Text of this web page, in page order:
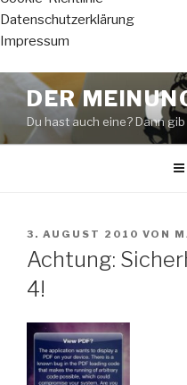
Datenschutzerklärung
Impressum
Zum
Inhalt
springen
DER
Du hast auch eine? Dann gib
VERÖFFENTLICHT
AM
3. AUGUST 2010 VON
Achtung:
4!